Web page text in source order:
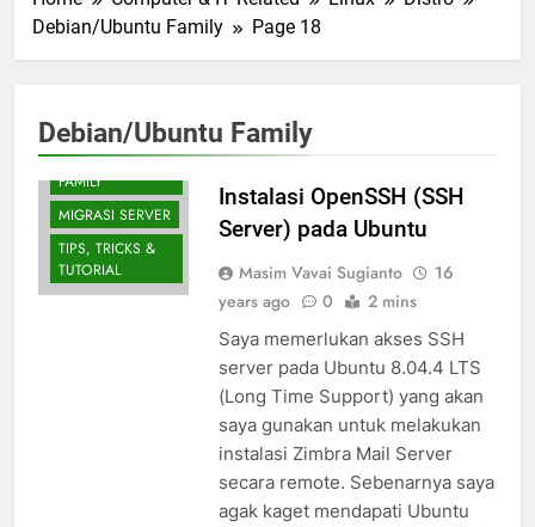
Debian/Ubuntu Family
Page 18
Debian/Ubuntu Family
DEBIAN/UBUNTU
FAMILY
MIGRASI SERVER
TIPS, TRICKS &
TUTORIAL
Instalasi OpenSSH (SSH
Server) pada Ubuntu
Masim Vavai Sugianto
16
years ago
0 2 mins
Saya memerlukan akses SSH
server pada Ubuntu 8.04.4 LTS
(Long Time Support) yang akan
saya gunakan untuk melakukan
instalasi Zimbra Mail Server
secara remote. Sebenarnya saya
agak kaget mendapati Ubuntu